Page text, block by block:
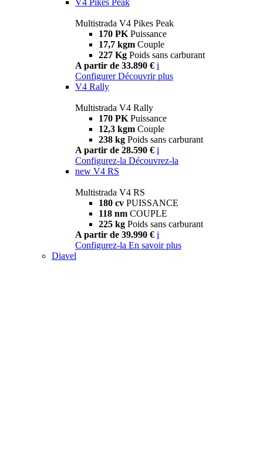
Multistrada V4 Pikes Peak
170 PK Puissance
17,7 kgm Couple
227 Kg Poids sans carburant
A partir de 33.890 € i
Configurer Découvrir plus
V4 Rally
Multistrada V4 Rally
170 PK Puissance
12,3 kgm Couple
238 kg Poids sans carburant
A partir de 28.590 € i
Configurez-la Découvrez-la
new V4 RS
Multistrada V4 RS
180 cv PUISSANCE
118 nm COUPLE
225 kg Poids sans carburant
A partir de 39.990 € i
Configurez-la En savoir plus
Diavel